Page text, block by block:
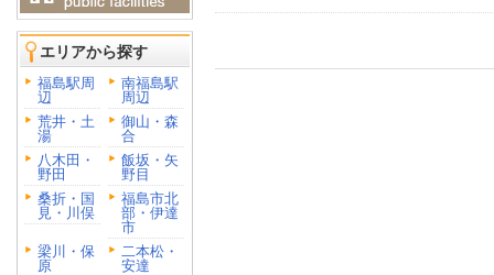
エリアから探す
福島駅周
辺
南福島駅
周辺
荒井・土
湯
御山・森
合
八木田・
野田
飯坂・矢
野目
桑折・国
見・川俣
福島市北
部・伊達
市
梁川・保
原
二本松・
安達